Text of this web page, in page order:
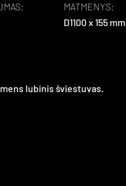
MATMENYS:
D1100 x 155 mm
lubinis šviestuvas.